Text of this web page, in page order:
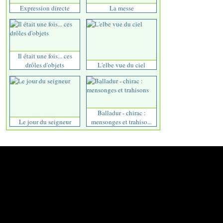
Expression directe La messe
Il était une fois... ces
drôles d'objets
L'elbe vue du ciel
Le jour du seigneur
Balladur - chirac :
mensonges et trahiso...